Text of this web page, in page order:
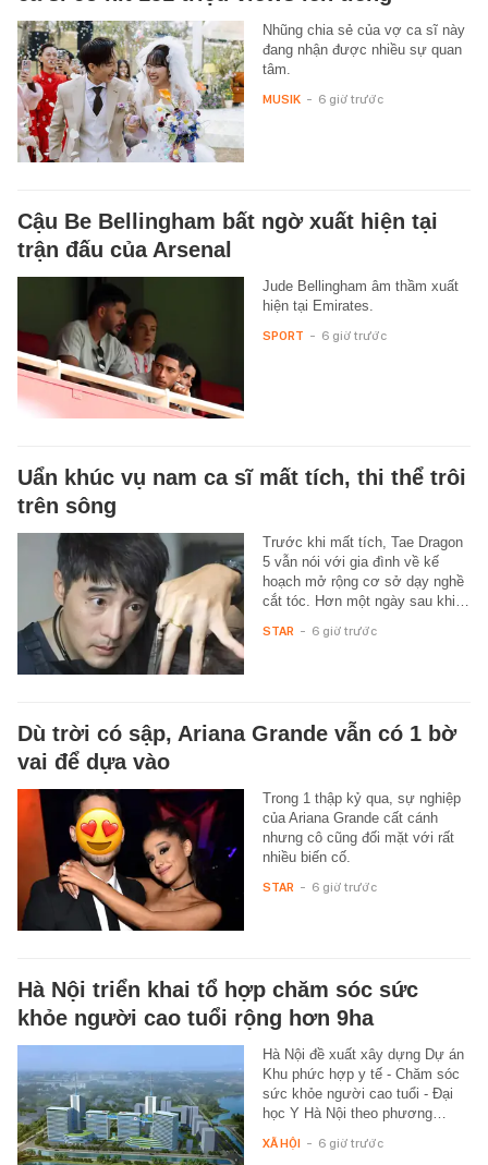
Nhũng chia sẻ của vợ ca sĩ này
đang nhận được nhiều sự quan
tâm.
MUSIK - 6 giờ trước
Cậu Be Bellingham bất ngờ xuất hiện tại
trận đấu của Arsenal
Jude Bellingham âm thầm xuất
hiện tại Emirates.
SPORT - 6 giờ trước
Uẩn khúc vụ nam ca sĩ mất tích, thi thể trôi
trên sông
Trước khi mất tích, Tae Dragon
5 vẫn nói với gia đình về kế
hoạch mở rộng cơ sở dạy nghề
cắt tóc. Hơn một ngày sau khi…
STAR - 6 giờ trước
Dù trời có sập, Ariana Grande vẫn có 1 bờ
vai để dựa vào
Trong 1 thập kỷ qua, sự nghiệp
của Ariana Grande cất cánh
nhưng cô cũng đối mặt với rất
nhiều biến cố.
STAR - 6 giờ trước
Hà Nội triển khai tổ hợp chăm sóc sức
khỏe người cao tuổi rộng hơn 9ha
Hà Nội đề xuất xây dựng Dự án
Khu phức hợp y tế - Chăm sóc
sức khỏe người cao tuổi - Đại
học Y Hà Nội theo phương…
XÃ HỘI - 6 giờ trước